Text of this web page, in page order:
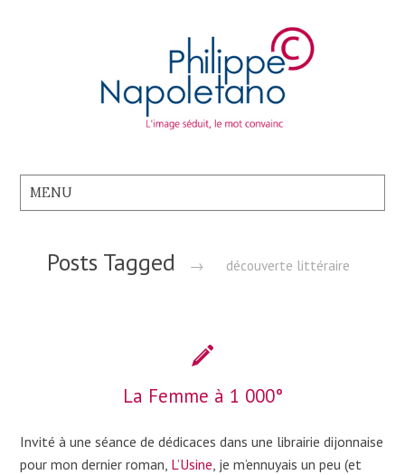
Posts Tagged → découverte littéraire
La Femme à 1 000°
Invité à une séance de dédicaces dans une librairie dijonnaise
pour mon dernier roman, L’Usine, je m’ennuyais un peu (et